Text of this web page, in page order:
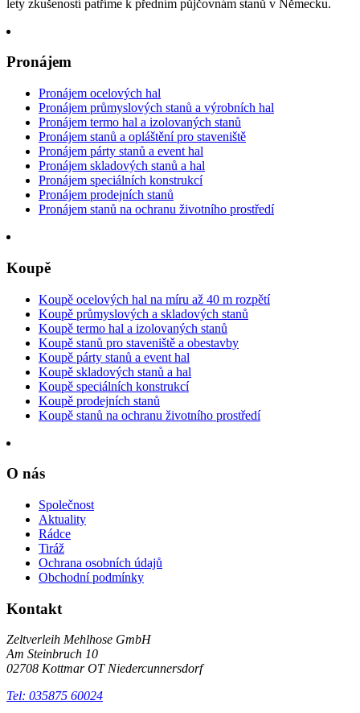
lety zkušeností patříme k předním půjčovnám stanů v Německu.
Pronájem
Pronájem ocelových hal
Pronájem průmyslových stanů a výrobních hal
Pronájem termo hal a izolovaných stanů
Pronájem stanů a opláštění pro staveniště
Pronájem párty stanů a event hal
Pronájem skladových stanů a hal
Pronájem speciálních konstrukcí
Pronájem prodejních stanů
Pronájem stanů na ochranu životního prostředí
Koupě
Koupě ocelových hal na míru až 40 m rozpětí
Koupě průmyslových a skladových stanů
Koupě termo hal a izolovaných stanů
Koupě stanů pro staveniště a obestavby
Koupě párty stanů a event hal
Koupě skladových stanů a hal
Koupě speciálních konstrukcí
Koupě prodejních stanů
Koupě stanů na ochranu životního prostředí
O nás
Společnost
Aktuality
Rádce
Tiráž
Ochrana osobních údajů
Obchodní podmínky
Kontakt
Zeltverleih Mehlhose GmbH
Am Steinbruch 10
02708 Kottmar OT Niedercunnersdorf
Tel: 035875 60024